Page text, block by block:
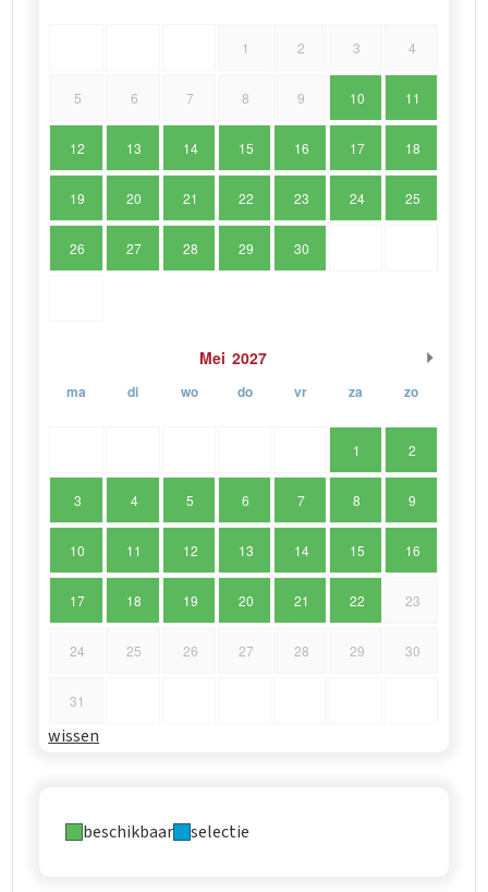
1 2 3 4
5 6 7 8 9 10 11
12 13 14 15 16 17 18
19 20 21 22 23 24 25
26 27 28 29 30
Mei 2027
ma di wo do vr za zo
1 2
3 4 5 6 7 8 9
10 11 12 13 14 15 16
17 18 19 20 21 22 23
24 25 26 27 28 29 30
31
wissen
beschikbaar selectie